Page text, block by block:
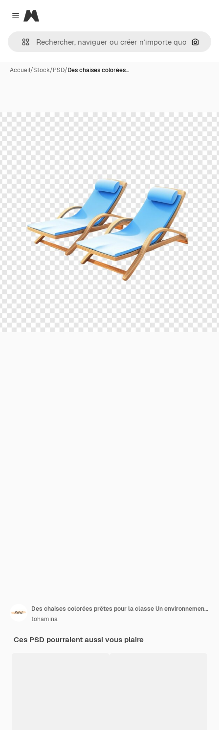
Close menu
Magnific
Accueil/Stock/PSD/Des chaises colorées…
Des chaises colorées prêtes pour la classe Un environnement lumineux et joyeux
tohamina
Ces PSD pourraient aussi vous plaire